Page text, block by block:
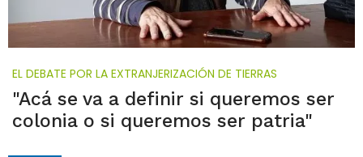
EL DEBATE POR LA EXTRANJERIZACIÓN DE TIERRAS
"Acá se va a definir si queremos ser
colonia o si queremos ser patria"